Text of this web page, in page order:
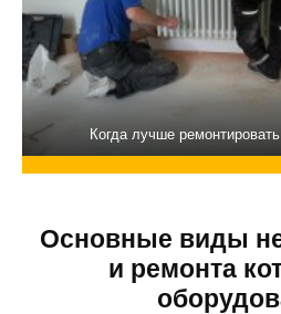
Когда лучше
Основные виды
и ремонта